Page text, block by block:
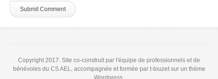
Copyright 2017. Site co-construit par l'équipe de professionnels et de
bénévoles du CS AEL, accompagnée et formée par t-touzet sur un thème
Wordpress.